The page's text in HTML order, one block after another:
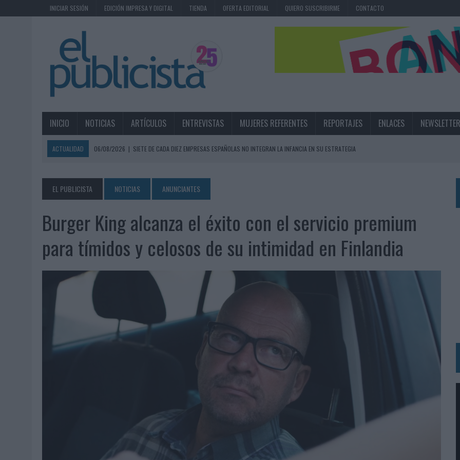
INICIAR SESIÓN EDICIÓN IMPRESA Y DIGITAL TIENDA OFERTA EDITORIAL QUIERO SUSCRIBIRME CONTACTO
INICIO NOTICIAS ARTÍCULOS ENTREVISTAS MUJERES REFERENTES REPORTAJES ENLACES NEWSLETTER
ACTUALIDAD 06/08/2026 | SIETE DE CADA DIEZ EMPRESAS ESPAÑOLAS NO INTEGRAN LA INFANCIA EN SU ESTRATEGIA
06/08/2026 | EL USO DE LA IA GENERATIVA ALCANZA YA AL 62% DE LOS ESPAÑOLES
SYSTEM1 NOMBRA A KIMBERLY BASTONI COMO NUEVA DIRECTORA COMERCIAL GLOBAL
06/08/2026 |
FRIGO Y UNIQLO LANZAN UNA COLECCIÓN PERSONALIZABLE INSPIRADA EN CORNETTO, CALIPPO Y SOLERO
06/08/2026
LA IA ESTÁ SUBIENDO EL LISTÓN DE LA CREATIVIDAD
05/08/2026
FABRA COMUNICACIÓN INCORPORA A CASONÁ Y ASUME LA GESTIÓN DE SUS RELACIONES CON LOS MEDIOS
05/08/2026
LOPESAN HOTELS & RESORTS ACERCA EL PARAÍSO CANARIO EN SU ÚLTIMA CAMPAÑA INTERNACIONAL
LUIS ARQUILLOS (BURGO DE ARIAS): “LA CONSTRUCCIÓN DE MARCA A LARGO PLAZO Y LA MEDICIÓN SON DOS CARAS DE LA MISMA
04/08/2026
‘EL PARAÍSO MÁS CERCA’, DE 22GRADOS PARA LOPESAN HOTELS & RESORTS
‘LA ÚNICA CERVEZA DEL MUNDO QUE SE DISFRUTA DOS VECES’, DE INUSUALY PARA CERVEZA CAPAZ
CAPAZ, LA CERVEZA QUE CONVIERTE CADA BOTELLA EN UNA OPORTUNIDAD DE INCLUSIÓN
BABARIA Y MAXIBON SON ‘EL MATCH PERFECTO DEL VERANO’
AUDIBLE REIVINDICA EL PODER TRANSFORMADOR DEL AUDIO EN SU NUEVA CAMPAÑA GLOBAL DE MARCA
‘VUELVE EL FÚTBOL. VUELVE A SOÑAR’, DE VML PARA MOVISTAR
EL PUBLICISTA NOTICIAS ANUNCIANTES
Burger King alcanza el éxito con el servicio premium
para tímidos y celosos de su intimidad en Finlandia